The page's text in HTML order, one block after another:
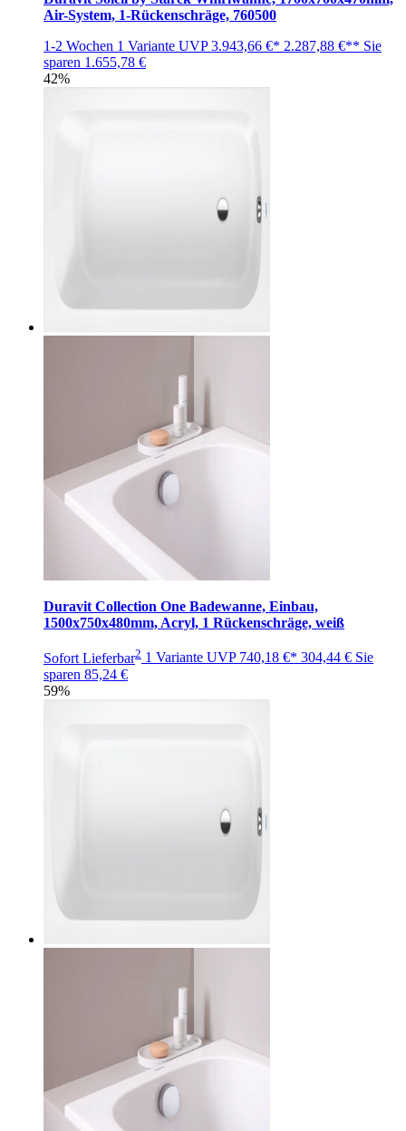
Air-System, 1-Rückenschräge, 760500
1-2 Wochen 1 Variante UVP3.943,66 €* 2.287,88 €** Sie
sparen 1.655,78 €
42%
Duravit Collection One Badewanne, Einbau,
1500x750x480mm, Acryl, 1 Rückenschräge, weiß
Sofort Lieferbar2 1 Variante UVP 740,18 €* 304,44 € Sie
sparen 85,24 €
59%